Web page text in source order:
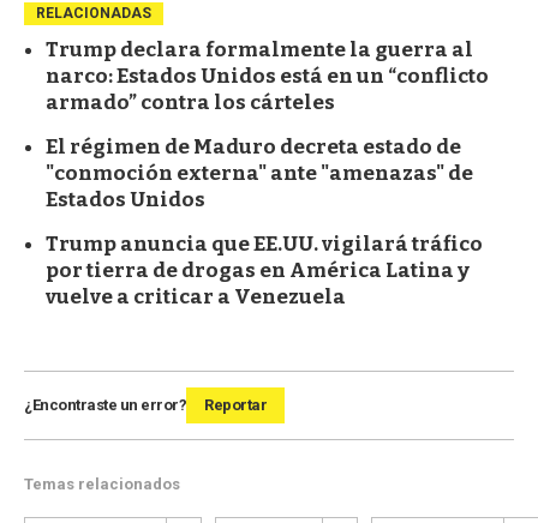
RELACIONADAS
Trump declara formalmente la guerra al
narco: Estados Unidos está en un “conflicto
armado” contra los cárteles
El régimen de Maduro decreta estado de
"conmoción externa" ante "amenazas" de
Estados Unidos
Trump anuncia que EE.UU. vigilará tráfico
por tierra de drogas en América Latina y
vuelve a criticar a Venezuela
¿Encontraste un error? Reportar
Temas relacionados